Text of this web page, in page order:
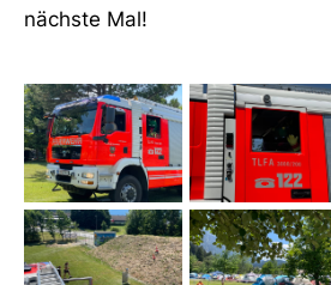
nächste Mal!